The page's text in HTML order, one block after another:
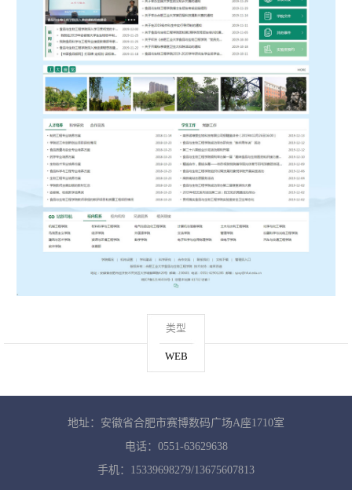
类型
WEB
地址：安徽省合肥市赛博数码广场A座1710室
电话：0551-63629638
手机：15339698279/13675607813